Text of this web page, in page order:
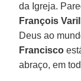
da Igreja.
François
Deus ao
Francisco
abraço, em